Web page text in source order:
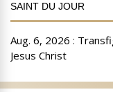
SAINT DU JOUR